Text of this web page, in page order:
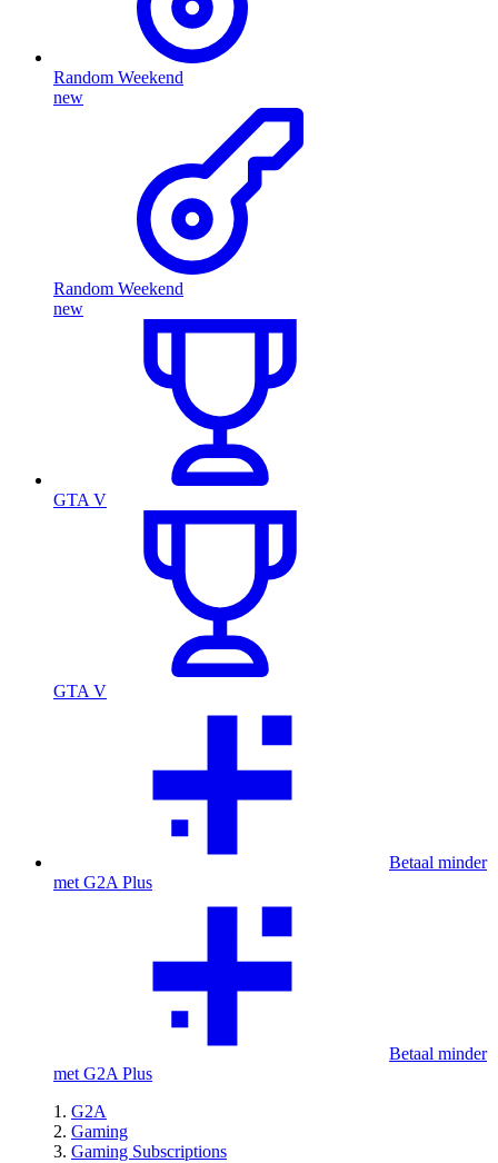
Random Weekend
new
Random Weekend
new
GTA V
GTA V
Betaal minder
met G2A Plus
Betaal minder
met G2A Plus
G2A
Gaming
Gaming Subscriptions